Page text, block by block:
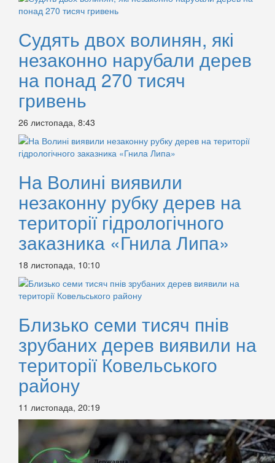
Судять двох волинян, які
незаконно нарубали дерев
на понад 270 тисяч
гривень
26 листопада, 8:43
На Волині виявили
незаконну рубку дерев на
території гідрологічного
заказника «Гнила Липа»
18 листопада, 10:10
Близько семи тисяч пнів
зрубаних дерев виявили на
території Ковельського
району
11 листопада, 20:19